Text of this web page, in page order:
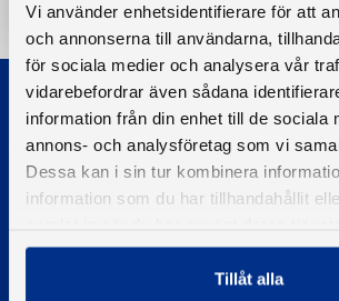
Vi använder enhetsidentifierare för att
och annonserna till användarna,
för sociala medier och analysera vår
vidarebefordrar även sådana
information från din enhet till de sociala
annons- och analysföretag som vi
Dessa kan i sin tur kombinera
information som du har tillhandahållit
Tillåt alla